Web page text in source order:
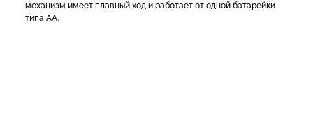
механизм имеет плавный ход и работает от одной батарейки
типа АА.